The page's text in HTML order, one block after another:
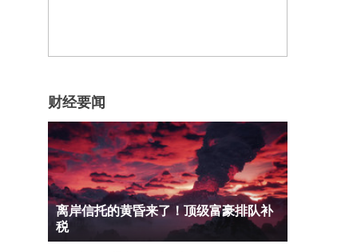
财经要闻
离岸信托的黄昏来了！顶级富豪排队补
税